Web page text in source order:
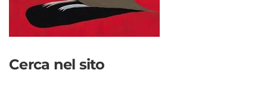
Cerca nel sito